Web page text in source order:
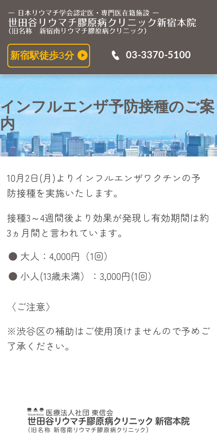
新宿駅徒歩3分 03-3370-5100
インフルエンザ予防接種のご案
内
10月2日(月)よりインフルエンザワクチンの予
防接種を実施いたします。
接種3～4週間後より効果が発現し有効期間は約
3ヵ月間と言われています。
大人：4,000円（1回）
小人(13歳未満）：3,000円(1回）
〈ご注意〉
※渋谷区の補助はご使用頂けませんので予めご
了承ください。